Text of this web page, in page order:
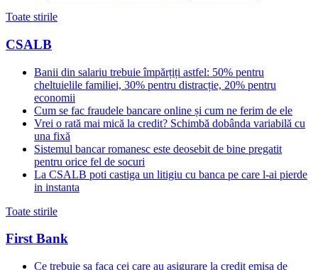
Toate stirile
CSALB
Banii din salariu trebuie împărțiți astfel: 50% pentru
cheltuielile familiei, 30% pentru distracție, 20% pentru
economii
Cum se fac fraudele bancare online și cum ne ferim de ele
Vrei o rată mai mică la credit? Schimbă dobânda variabilă cu
una fixă
Sistemul bancar romanesc este deosebit de bine pregatit
pentru orice fel de socuri
La CSALB poti castiga un litigiu cu banca pe care l-ai pierde
in instanta
Toate stirile
First Bank
Ce trebuie sa faca cei care au asigurare la credit emisa de